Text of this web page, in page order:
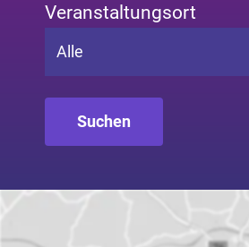
Veranstaltungsort
Alle